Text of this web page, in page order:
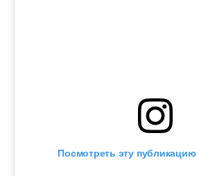
Посмотреть эту публикацию